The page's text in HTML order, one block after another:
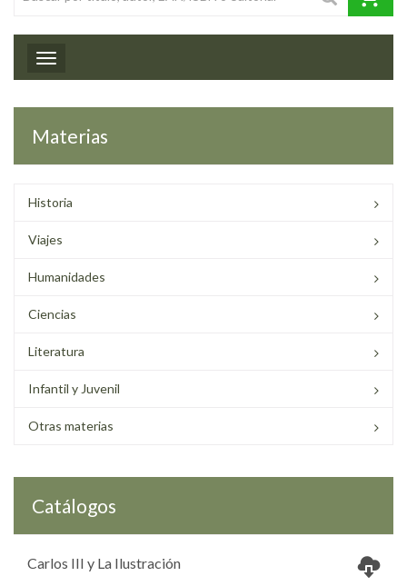
Toggle navigation
Materias
Historia
Viajes
Humanidades
Ciencias
Literatura
Infantil y Juvenil
Otras materias
Catálogos
Carlos III y La Ilustración